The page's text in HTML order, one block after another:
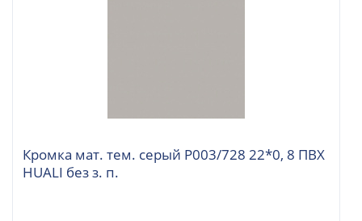
Кромка мат. тем. серый P003/728 22*0, 8 ПВХ
HUALI без з. п.